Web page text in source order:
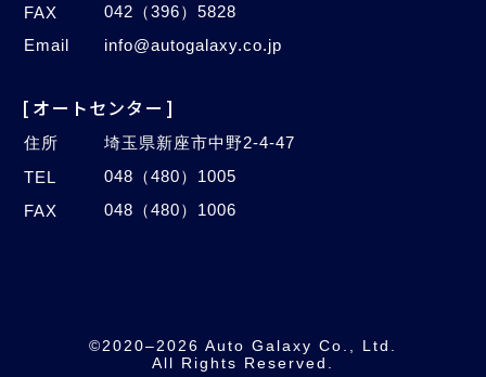
FAX
042（396）5828
Email
info@autogalaxy.co.jp
[オートセンター]
住所
埼玉県新座市中野2-4-47
TEL
048（480）1005
FAX
048（480）1006
©2020–2026 Auto Galaxy Co., Ltd.
All Rights Reserved.